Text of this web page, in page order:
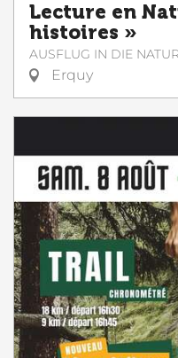
Lecture en
histoires »
AUSFLUG IN DIE NATUR
Erquy